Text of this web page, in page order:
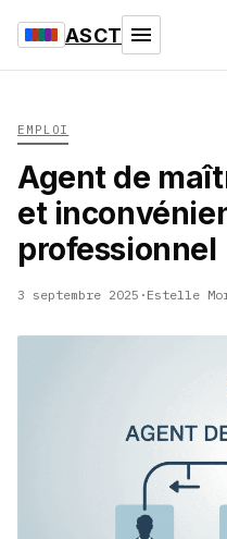
ASCT
EMPLOI
Agent de
et
professionnel
3 septembre 2025 · Estelle